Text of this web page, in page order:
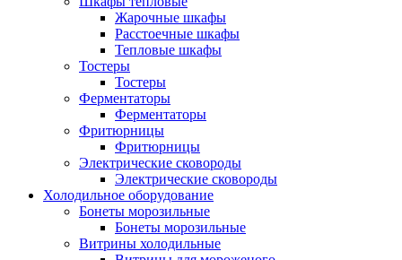
Жарочные шкафы
Расстоечные шкафы
Тепловые шкафы
Тостеры
Тостеры
Ферментаторы
Ферментаторы
Фритюрницы
Фритюрницы
Электрические сковороды
Электрические сковороды
Холодильное оборудование
Бонеты морозильные
Бонеты морозильные
Витрины холодильные